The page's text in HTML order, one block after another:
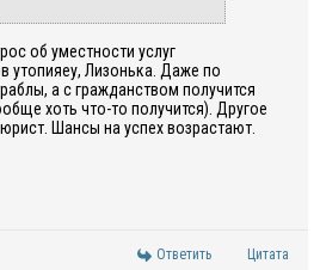
об уместности услуг
утопияеу, Лизонька. Даже по
а с гражданством получится
хоть что-то получится). Другое
Шансы на успех возрастают.
Ответить Цитата